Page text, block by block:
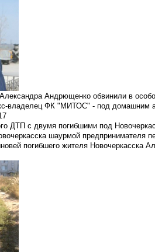
Александра Андрющенко обвинили в
владелец ФК "МИТОС" - под домашним
ДТП с двумя погибшими под
шаурмой предпринимателя
погибшего жителя Новочеркасска